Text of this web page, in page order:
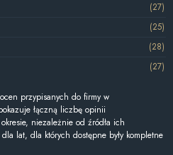
(27)
(25)
(28)
(27)
przypisanych do firmy w
łączną liczbę opinii
niezależnie od źródła ich
lat, dla których dostępne były kompletne